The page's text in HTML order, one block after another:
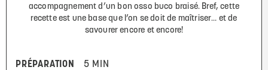
accompagnement d’un bon osso buco braisé. Bref, cette
recette est une base que l’on se doit de maîtriser… et de
savourer encore et encore!
PRÉPARATION 5 MIN